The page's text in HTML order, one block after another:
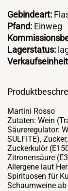
Gebindeart:
Pfand: Einweg
Lagerstatus:
Martini Rosso
Zutaten: Wein
Säureregulator:
SULFITE),
Zuckerkulör
Zitronensäure
Allergene laut
Spirituosen für
Schaumweine